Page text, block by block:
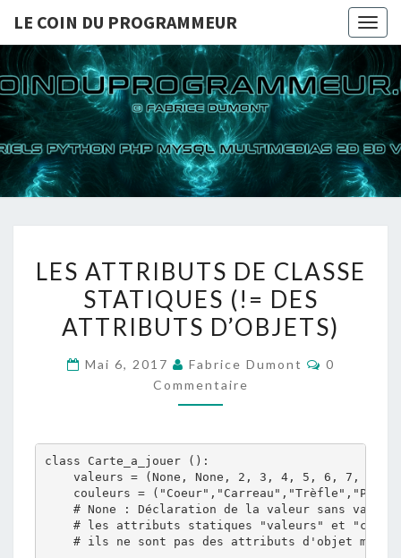
LE COIN DU PROGRAMMEUR
LE
TUTORIELS
PYTHON PHP
MYSQL
MULTIMEDIAS
2D 3D VIDEOS
ATTRIBUTS
DE
CLASSE
(!=
D’OBJETS)
LES ATTRIBUTS DE CLASSE
STATIQUES (!= DES
ATTRIBUTS D’OBJETS)
Mai 6, 2017 Fabrice Dumont
0
Commentaire
class Carte_a_jouer ():
valeurs = (None, None, 2, 3, 4, 5, 6, 7, 8,
couleurs =
# None : Déclaration de la valeur sans
# les attributs statiques "valeurs" et
# ils ne sont pas des attributs d'objet mais